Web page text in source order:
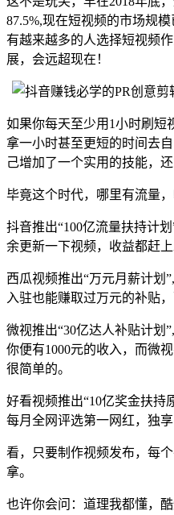
87.5%,现在短视频的市场规
有越来越多的人选择短视频
展，会远超现在！
如果你每天至少用1小时刷短
拿一小时甚至更短的时间去
己增加了一个实用的技能，
毕竟这个时代，哪里有流量，
抖音推出“100亿流量扶持计
余更新一下视频，收益都赶上
西瓜视频推出“万元月薪计划
入驻也能赚取过万元的补贴
微视推出“30亿达人补贴计划
你便有1000元的收入，而微
很简单的。
好看视频推出“10亿奖金扶持
每月全网评选第一网红，独享
看，只要制作视频发布，每
拿。
也许你会问：道理我都懂，